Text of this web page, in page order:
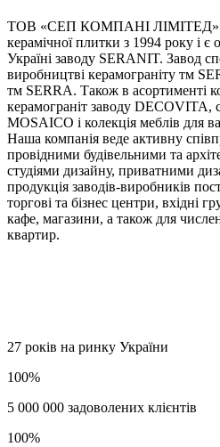
ТОВ «СЕП КОМПАНІ ЛІМІТЕД»
керамічної плитки з 1994 року і
Україні заводу SERANIT. Завод
виробництві керамограніту тм
тм SERRA. Також в асортименті
керамограніт заводу DECOVITA,
MOSAICO і колекція меблів для
Наша компанія веде активну
провідними будівельними та
студіями дизайну, приватними
продукція заводів-виробників
торгові та бізнес центри, вхідні
кафе, магазини, а також для
квартир.
27 років на ринку України
100%
5 000 000 задоволених клієнтів
100%